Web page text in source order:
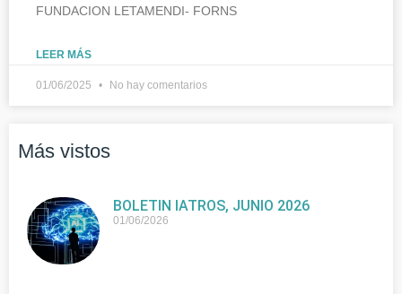
FUNDACION LETAMENDI- FORNS
LEER MÁS
01/06/2025 No hay comentarios
Más vistos
BOLETIN IATROS, JUNIO 2026
01/06/2026